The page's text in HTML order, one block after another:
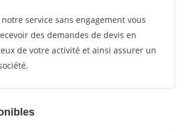
service sans engagement vous
des demandes de devis en
de votre activité et ainsi assurer un